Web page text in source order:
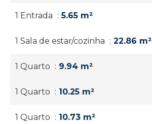
1 Entrada 5.65 m²
1 Sala de estar/cozinha 22.86 m²
1 Quarto 9.94 m²
1 Quarto 10.25 m²
1 Quarto 10.73 m²